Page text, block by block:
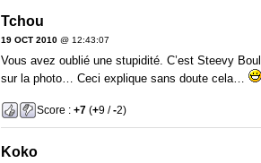
Tchou
19 OCT 2010@ 12:43:07
Vous avez oublié une stupidité. C’est Steevy
sur la photo… Ceci explique sans doute cela…
Score : +7(+9 /-2)
Koko